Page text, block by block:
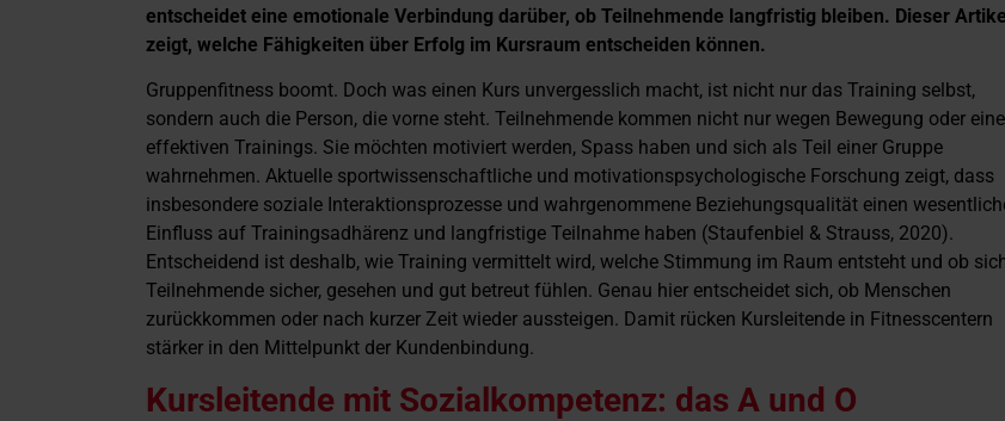
entscheidet eine emotionale Verbindung darüber, ob Teilnehmende langfristig bleiben. Dieser
zeigt, welche Fähigkeiten über Erfolg im Kursraum entscheiden können.
Gruppenfitness boomt. Doch was einen Kurs unvergesslich macht, ist nicht nur das Training selbst,
sondern auch die Person, die vorne steht. Teilnehmende kommen nicht nur wegen Bewegung oder
effektiven Trainings. Sie möchten motiviert werden, Spass haben und sich als Teil einer Gruppe
wahrnehmen. Aktuelle sportwissenschaftliche und motivationspsychologische Forschung zeigt, dass
insbesondere soziale Interaktionsprozesse und wahrgenommene Beziehungsqualität einen
Einfluss auf Trainingsadhärenz und langfristige Teilnahme haben (Staufenbiel & Strauss, 2020).
Entscheidend ist deshalb, wie Training vermittelt wird, welche Stimmung im Raum entsteht und ob
Teilnehmende sicher, gesehen und gut betreut fühlen. Genau hier entscheidet sich, ob Menschen
zurückkommen oder nach kurzer Zeit wieder aussteigen. Damit rücken Kursleitende in Fitnesscentern
stärker in den Mittelpunkt der Kundenbindung.
Kursleitende mit Sozialkompetenz: das A und O